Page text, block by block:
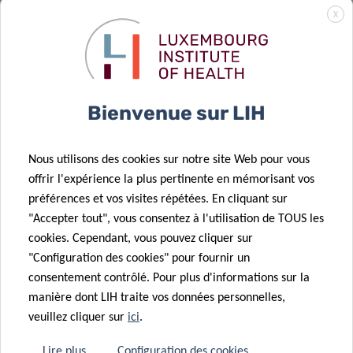
21 Oct 2025
Faire avancer
la recherche
pédiatrique
l’immunothérapie
contre une
incurable
Luxembourg
Institute of
européenne
pour faire
recherche sur
le cancer du
cerveau
14 Août 2025
publication
comment les
cellules
cancéreuses
système
immunitaire
27 Juin 2025
Congrès
Annuel de
l’EAACI 2025 –
contributions
scientifiques
remarquables
de nos
22 Mai 2025
Nouvelle revue
microglies
X
Bienvenue sur LIH
Nous utilisons des cookies sur notre site Web pour vous
offrir l'expérience la plus pertinente en mémorisant vos
préférences et vos visites répétées. En cliquant sur
"Accepter tout", vous consentez à l'utilisation de TOUS les
cookies. Cependant, vous pouvez cliquer sur
"Configuration des cookies" pour fournir un
consentement contrôlé. Pour plus d'informations sur la
manière dont LIH traite vos données personnelles,
veuillez cliquer sur ici.